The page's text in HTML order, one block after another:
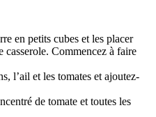
en petits cubes et les placer
casserole. Commencez à faire
l’ail et les tomates et ajoutez-
de tomate et toutes les